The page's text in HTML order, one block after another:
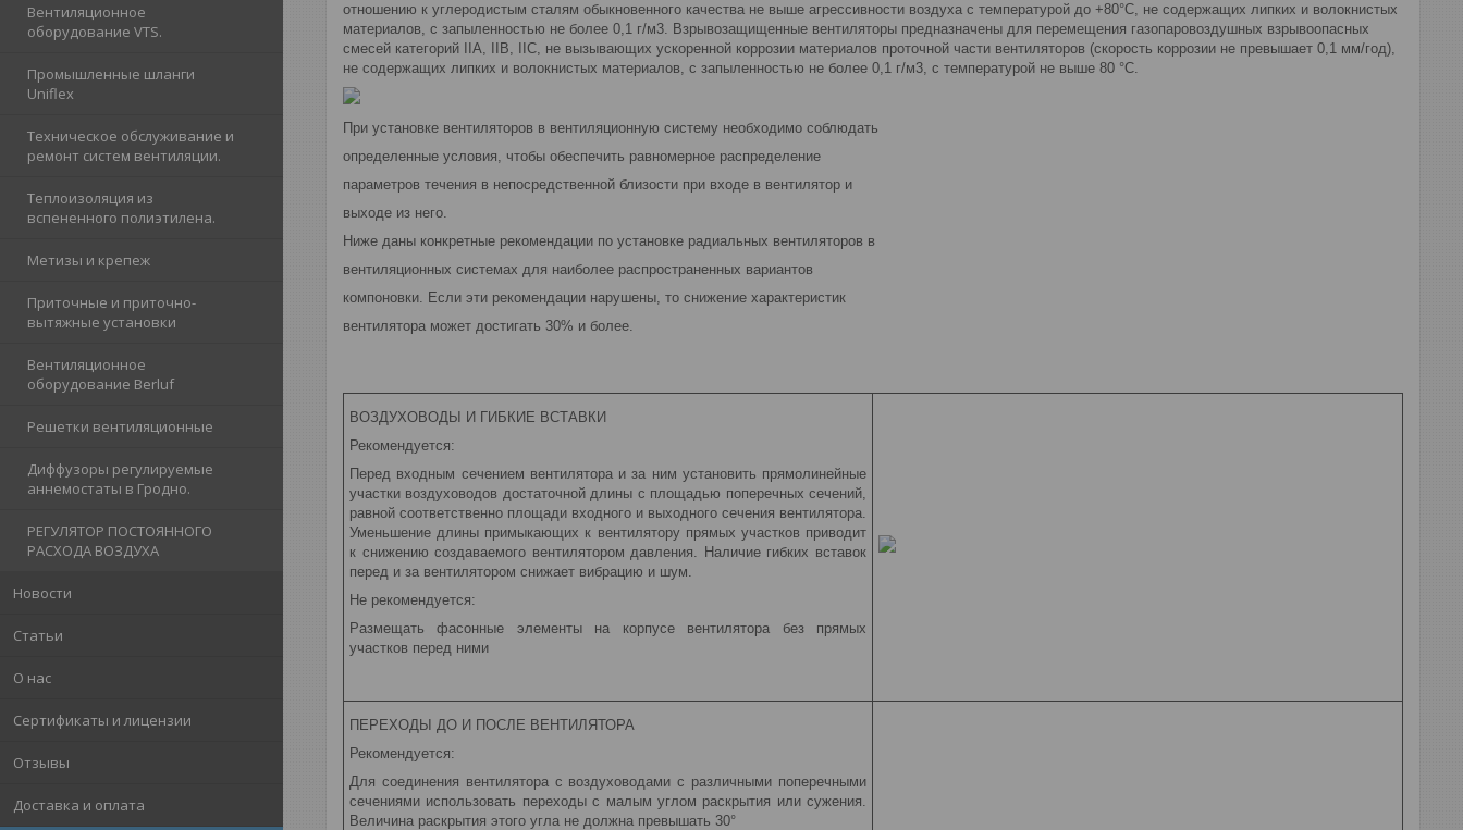
Вентиляционное
оборудование VTS.
Промышленные шланги
Uniflex
Техническое обслуживание и
ремонт систем вентиляции.
Теплоизоляция из
вспененного полиэтилена.
Метизы и крепеж
Приточные и приточно-
вытяжные установки
Вентиляционное
оборудование Berluf
Решетки вентиляционные
Диффузоры регулируемые
аннемостаты в Гродно.
РЕГУЛЯТОР ПОСТОЯННОГО
РАСХОДА ВОЗДУХА
Новости
Статьи
О нас
Сертификаты и лицензии
Отзывы
Доставка и оплата
отношению к углеродистым сталям обыкновенного качества не выше агрессивности воздуха с температурой до +80°С, не содержащих липких и волокнистых
материалов, с запыленностью не более 0,1 г/м3. Взрывозащищенные вентиляторы предназначены для перемещения газопаровоздушных взрывоопасных
смесей категорий IIA, IIВ, IIС, не вызывающих ускоренной коррозии материалов проточной части вентиляторов (скорость коррозии не превышает 0,1 мм/год),
не содержащих липких и волокнистых материалов, с запыленностью не более 0,1 г/м3, с температурой не выше 80 °С.
При установке вентиляторов в вентиляционную систему необходимо соблюдать
определенные условия, чтобы обеспечить равномерное распределение
параметров течения в непосредственной близости при входе в вентилятор и
выходе из него.
Ниже даны конкретные рекомендации по установке радиальных вентиляторов в
вентиляционных системах для наиболее распространенных вариантов
компоновки. Если эти рекомендации нарушены, то снижение характеристик
вентилятора может достигать 30% и более.
ВОЗДУХОВОДЫ И ГИБКИЕ ВСТАВКИ
Рекомендуется:
Перед входным сечением вентилятора и за ним установить прямоли­нейные
участки воздуховодов достаточной длины с площадью поперечных сечений,
равной соответственно площади входного и выходного сечения вентилятора.
Уменьшение длины примыкающих к вентилятору прямых участков приводит
к снижению создаваемого вентилятором давления. Наличие гибких вставок
перед и за вентилятором снижает вибрацию и шум.
Не рекомендуется:
Размещать фасонные элементы на корпусе вентилятора без прямых
участков перед ними
ПЕРЕХОДЫ ДО И ПОСЛЕ ВЕНТИЛЯТОРА
Рекомендуется:
Для соединения вентилятора с воздуховодами с различными поперечными
сечениями использовать переходы с малым углом раскрытия или сужения.
Величина раскрытия этого угла не должна превышать 30°